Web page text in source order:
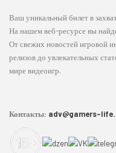
Ваш уникальный билет в
На нашем веб-ресурсе вы
От свежих новостей игровой
релизов до увлекательных
мире видеоигр.
Контакты: adv@gamers-